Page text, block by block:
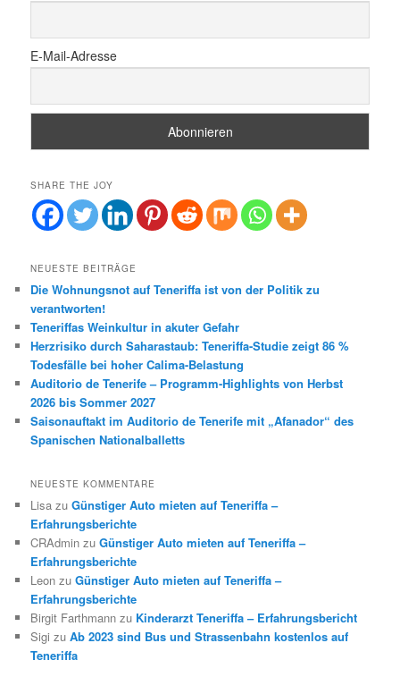
E-Mail-Adresse
SHARE THE JOY
NEUESTE BEITRÄGE
Die Wohnungsnot auf Teneriffa ist von der Politik zu
verantworten!
Teneriffas Weinkultur in akuter Gefahr
Herzrisiko durch Saharastaub: Teneriffa-Studie zeigt 86 %
Todesfälle bei hoher Calima-Belastung
Auditorio de Tenerife – Programm-Highlights von Herbst
2026 bis Sommer 2027
Saisonauftakt im Auditorio de Tenerife mit „Afanador“ des
Spanischen Nationalballetts
NEUESTE KOMMENTARE
Lisa zuGünstiger Auto mieten auf Teneriffa –
Erfahrungsberichte
CRAdmin zuGünstiger Auto mieten auf Teneriffa –
Erfahrungsberichte
Leon zuGünstiger Auto mieten auf Teneriffa –
Erfahrungsberichte
Birgit Farthmann zu Kinderarzt Teneriffa – Erfahrungsbericht
Sigi zuAb 2023 sind Bus und Strassenbahn kostenlos auf
Teneriffa